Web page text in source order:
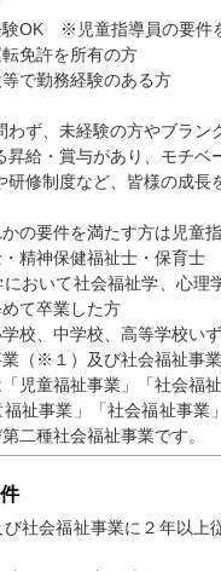
OK ※児童指導員の要件を
免許を所有の方
で勤務経験のある方
わず、未経験の方やブラン
昇給・賞与があり、モチベ
研修制度など、皆様の成長
の要件を満たす方は児童
精神保健福祉士・保育士
おいて社会福祉学、心理
て卒業した方
校、中学校、高等学校い
（※１）及び社会福祉事
童福祉事業」「社会福祉
事業」「社会福祉事業
二種社会福祉事業です。
社会福祉事業に２年以上